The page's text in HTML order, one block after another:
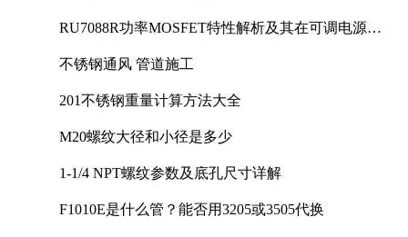
RU7088R功率MOSFET特性解析及其在可调电源设
不锈钢通风 管道施工
201不锈钢重量计算方法大全
M20螺纹大径和小径是多少
1-1/4 NPT螺纹参数及底孔尺寸详解
F1010E是什么管？能否用3205或3505代换